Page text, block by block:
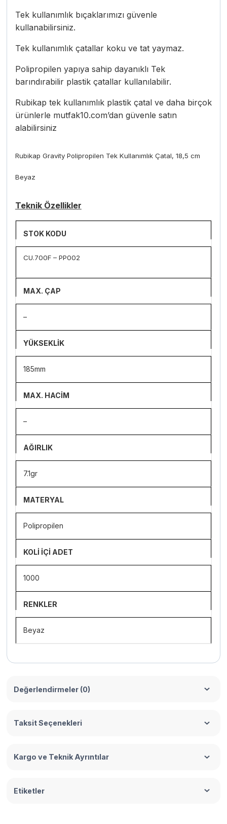
Tek kullanımlık bıçaklarımızı güvenle
kullanabilirsiniz.
Tek kullanımlık çatallar koku ve tat yaymaz.
Polipropilen yapıya sahip dayanıklı Tek
barındırabilir plastik çatallar kullanılabilir.
Rubikap tek kullanımlık plastik çatal ve daha birçok
ürünlerle mutfak10.com’dan güvenle satın
alabilirsiniz
Rubikap Gravity Polipropilen Tek Kullanımlık Çatal, 18,5 cm
Beyaz
Teknik Özellikler
STOK KODU
CU.700F – PP002
MAX. ÇAP
–
YÜKSEKLİK
185mm
MAX. HACİM
–
AĞIRLIK
7.1gr
MATERYAL
Polipropilen
KOLİ İÇİ ADET
1000
RENKLER
Beyaz
Değerlendirmeler (0)
Taksit Seçenekleri
Kargo ve Teknik Ayrıntılar
Etiketler